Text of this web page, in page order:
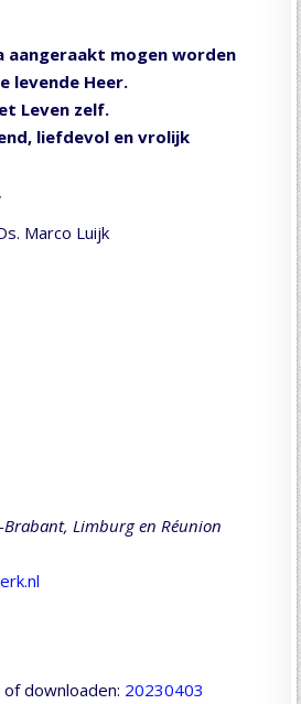
aangeraakt mogen worden
levende Heer.
Leven zelf.
liefdevol en vrolijk
Marco Luijk
Limburg en Réunion
downloaden: 20230403